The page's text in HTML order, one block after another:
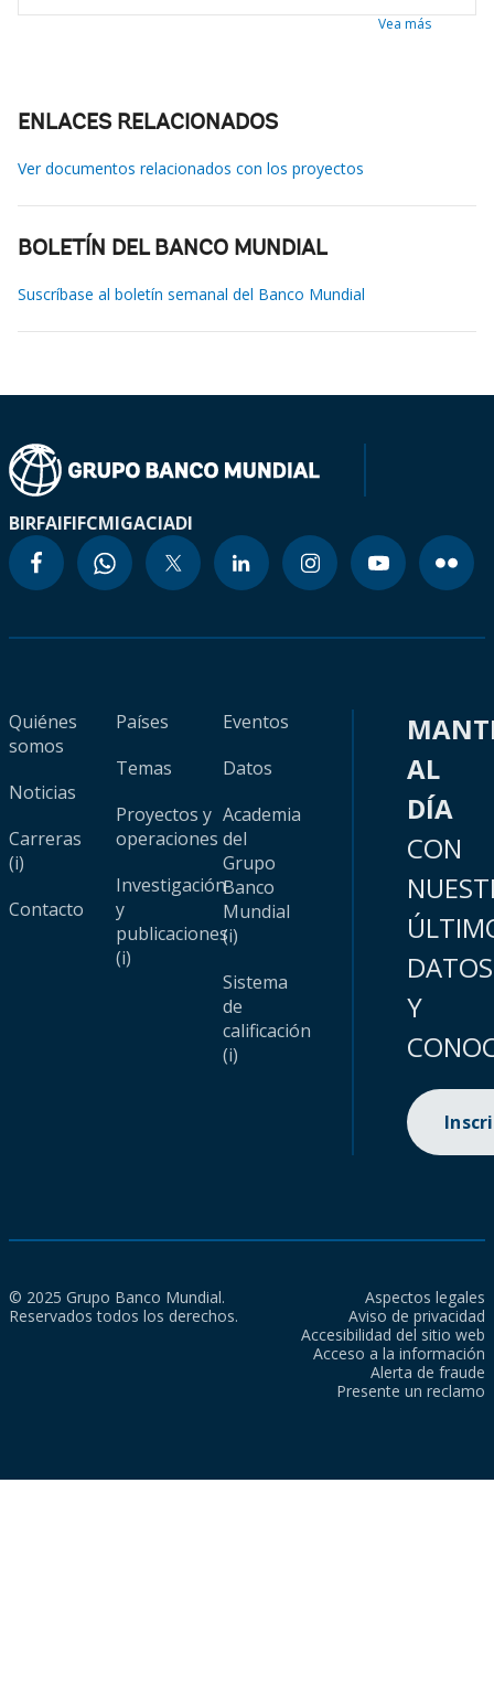
Vea más
ENLACES RELACIONADOS
Ver documentos relacionados con los proyectos
BOLETÍN DEL BANCO MUNDIAL
Suscríbase al boletín semanal del Banco Mundial
BIRFAIFIFCMIGACIADI
Quiénes
somos
Noticias
Carreras
(i)
Contacto
Países
Temas
Proyectos y
operaciones
Investigación
y
publicaciones
(i)
Eventos
Datos
Academia
del
Grupo
Banco
Mundial
(i)
Sistema
de
calificación
(i)
AL
DÍA
CON
DATOS
Y
© 2025 Grupo Banco Mundial.
Reservados todos los derechos.
Aspectos legales
Aviso de privacidad
Accesibilidad del sitio web
Acceso a la información
Alerta de fraude
Presente un reclamo